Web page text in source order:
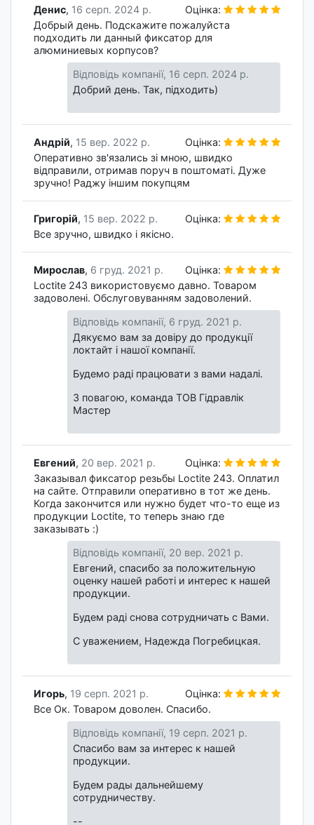
Оцінка:
Денис, 16 серп. 2024 р.
Добрый день. Подскажите пожалуйста
подходить ли данный фиксатор для
алюминиевых корпусов?
Відповідь компанії, 16 серп. 2024 р.
Добрий день. Так, підходить)
Оцінка:
Андрій, 15 вер. 2022 р.
Оперативно зв'язались зі мною, швидко
відправили, отримав поруч в поштоматі. Дуже
зручно! Раджу іншим покупцям
Оцінка:
Григорій, 15 вер. 2022 р.
Все зручно, швидко і якісно.
Оцінка:
Мирослав, 6 груд. 2021 р.
Loctite 243 використовуємо давно. Товаром
задоволені. Обслуговуванням задоволений.
Відповідь компанії, 6 груд. 2021 р.
Дякуємо вам за довіру до продукції
локтайт і нашої компанії.
Будемо раді працювати з вами надалі.
З повагою, команда ТОВ Гідравлік
Мастер
Оцінка:
Евгений, 20 вер. 2021 р.
Заказывал фиксатор резьбы Loctite 243. Оплатил
на сайте. Отправили оперативно в тот же день.
Когда закончится или нужно будет что-то еще из
продукции Loctite, то теперь знаю где
заказывать :)
Відповідь компанії, 20 вер. 2021 р.
Евгений, спасибо за положительную
оценку нашей работі и интерес к нашей
продукции.
Будем раді снова сотрудничать с Вами.
С уважением, Надежда Погребицкая.
Оцінка:
Игорь, 19 серп. 2021 р.
Все Ок. Товаром доволен. Спасибо.
Відповідь компанії, 19 серп. 2021 р.
Спасибо вам за интерес к нашей
продукции.
Будем рады дальнейшему
сотрудничеству.
--